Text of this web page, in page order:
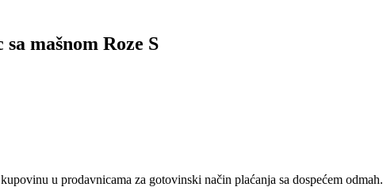
mašnom Roze S
u prodavnicama za gotovinski način plaćanja sa dospećem odmah.